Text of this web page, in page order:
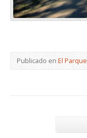
Publicado enEl Parque